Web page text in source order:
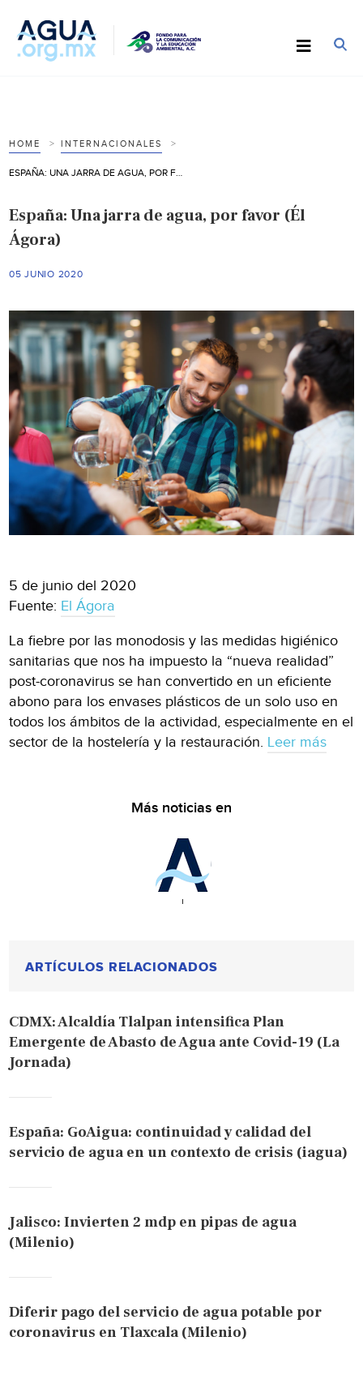
HOME INTERNACIONALES
España: Una jarra de agua, por favor (Él
Ágora)
05 JUNIO 2020
5 de junio del 2020
Fuente: El Ágora
La fiebre por las monodosis y las medidas higiénico
sanitarias que nos ha impuesto la “nueva realidad”
post-coronavirus se han convertido en un eficiente
abono para los envases plásticos de un solo uso en
todos los ámbitos de la actividad, especialmente en el
sector de la hostelería y la restauración. Leer más
Más noticias en
ARTÍCULOS RELACIONADOS
CDMX: Alcaldía Tlalpan intensifica Plan
Emergente de Abasto de Agua ante Covid-19 (La
Jornada)
España: GoAigua: continuidad y calidad del
servicio de agua en un contexto de crisis (iagua)
Jalisco: Invierten 2 mdp en pipas de agua
(Milenio)
Diferir pago del servicio de agua potable por
coronavirus en Tlaxcala (Milenio)